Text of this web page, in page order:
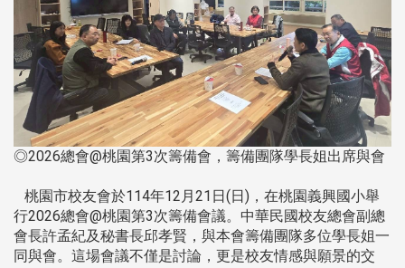
◎2026總會@桃園第3次籌備會，籌備團隊學長姐出席與會
桃園市校友會於114年12月21日(日)，在桃園義興國小舉
行2026總會@桃園第3次籌備會議。中華民國校友總會副總
會長許孟紀及秘書長邱孝賢，與本會籌備團隊多位學長姐一
同與會。這場會議不僅是討論，更是校友情感與願景的交